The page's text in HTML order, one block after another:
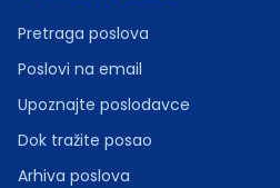
Pretraga poslova
Poslovi na email
Upoznajte poslodavce
Dok tražite posao
Arhiva poslova